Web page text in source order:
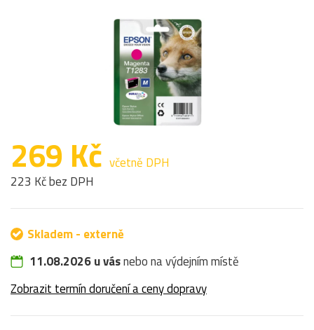
269 Kč včetně DPH
223 Kč bez DPH
Skladem - externě
11.08.2026 u vásnebo na výdejním místě
Zobrazit termín doručení a ceny dopravy